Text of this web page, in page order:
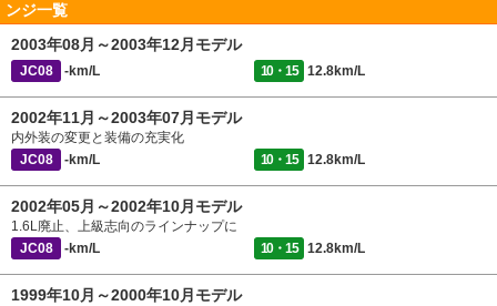
ンジ一覧
2003年08月～2003年12月モデル
JC08 -km/L 10・15 12.8km/L
2002年11月～2003年07月モデル
内外装の変更と装備の充実化
JC08
-km/L 10・15 12.8km/L
2002年05月～2002年10月モデル
1.6L廃止、上級志向のラインナップに
JC08
-km/L 10・15 12.8km/L
1999年10月～2000年10月モデル